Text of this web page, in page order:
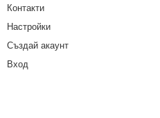
Контакти
Настройки
Създай акаунт
Вход